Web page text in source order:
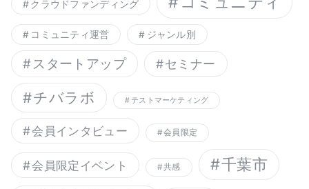
クラウドファンディング
コミュニティ運営 ジャンル別
スタートアップ セミナー
チバラボ テストマーケティング
会員インタビュー 会員限定
会員限定イベント 共感 千葉市